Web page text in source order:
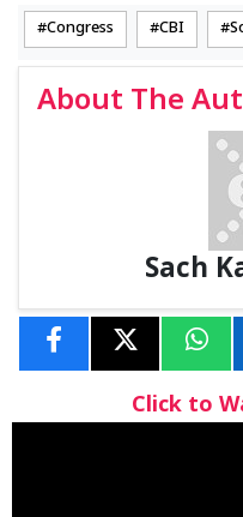
Congress CBI
About The
Sach
Click to